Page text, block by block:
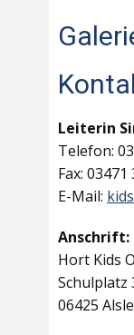
Leiterin
Telefon:
Fax: 03471
E-Mail:
Anschrift:
Hort Kids
Schulplatz
06425